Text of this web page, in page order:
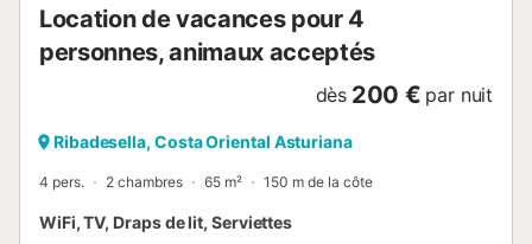
Location de vacances pour 4
personnes, animaux acceptés
dès 200 € par nuit
Ribadesella, Costa Oriental Asturiana
4 pers. 2 chambres 65 m² 150 m de la côte
WiFi, TV, Draps de lit, Serviettes